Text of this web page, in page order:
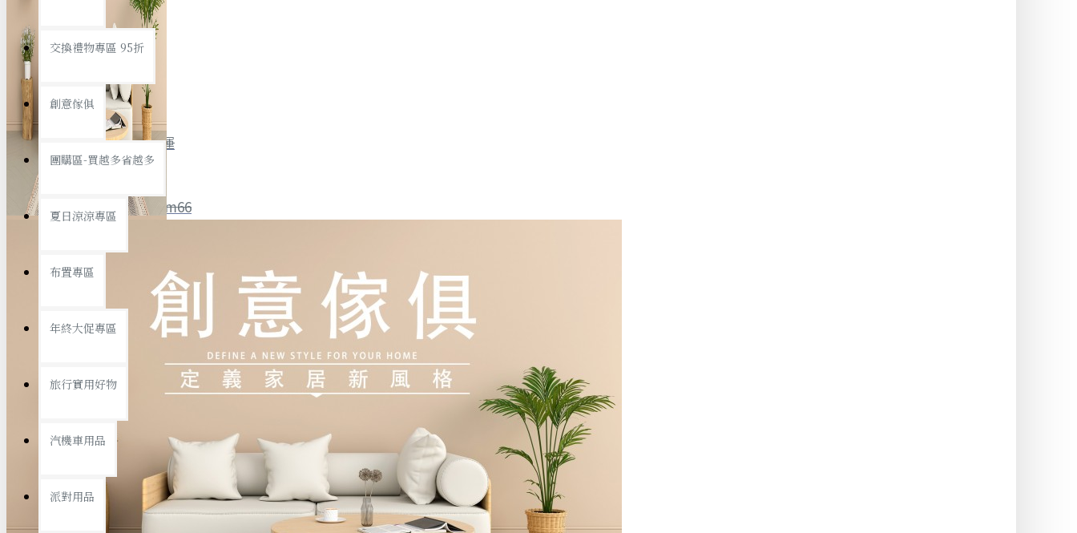
全館限時滿799免運
聯絡我們 ID : @ym66
優惠活動 最新活動
浴室置物/收納
旅行收納
汽機車用品
查看更多
交換禮物專區 95折
創意傢俱
團購區-買越多省越多
夏日涼涼專區
布置專區
年終大促專區
旅行實用好物
汽機車用品
派對用品